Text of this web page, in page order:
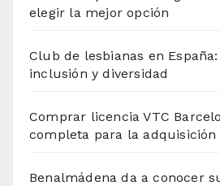
elegir la mejor opción
Club de lesbianas en
inclusión y diversidad
Comprar licencia VTC
completa para la adquisición
Benalmádena da a conocer